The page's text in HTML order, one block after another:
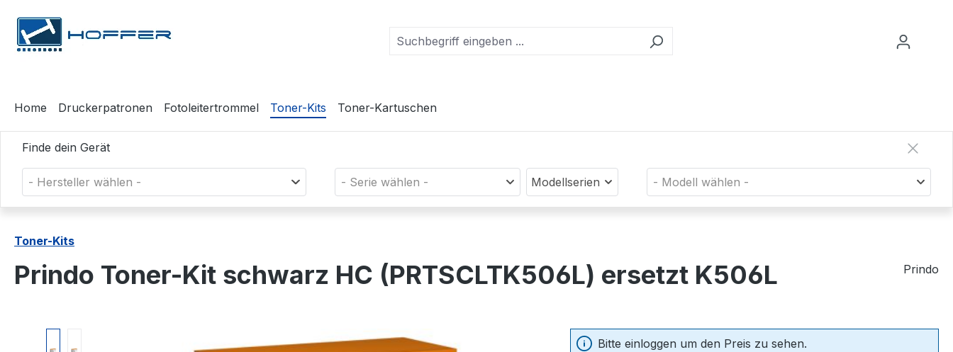
Hauptinhalt springen
Zur Suche springen
Zur Hauptnavigation springen
Home Druckerpatronen Fotoleitertrommel Toner-Kits Toner-Kartuschen
Finde dein Gerät
- Hersteller wählen - - Serie wählen - Modellserien - Modell wählen -
Toner-Kits
Prindo Toner-Kit schwarz HC (PRTSCLTK506L) ersetzt K506L Prindo
Bitte einloggen um den Preis zu sehen.